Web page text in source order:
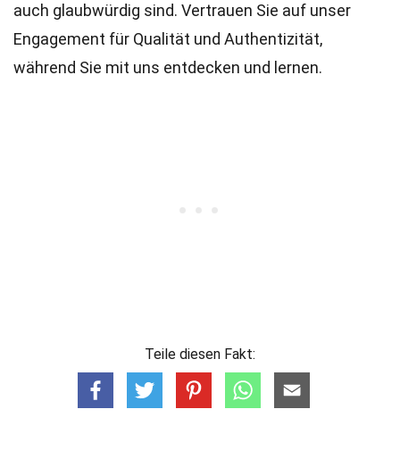
auch glaubwürdig sind. Vertrauen Sie auf unser
Engagement für Qualität und Authentizität,
während Sie mit uns entdecken und lernen.
Teile diesen Fakt: